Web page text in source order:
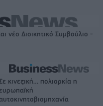
νέο Διοικητικό Συμβούλιο -
κινεζική… πολιορκία η
ευρωπαϊκή
αυτοκινητοβιομηχανία